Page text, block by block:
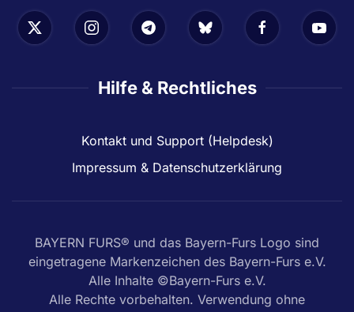
Hilfe & Rechtliches
Kontakt und Support (Helpdesk)
Impressum & Datenschutzerklärung
BAYERN FURS® und das Bayern-Furs Logo sind
eingetragene Markenzeichen des Bayern-Furs e.V.
Alle Inhalte ©Bayern-Furs e.V.
Alle Rechte vorbehalten. Verwendung ohne